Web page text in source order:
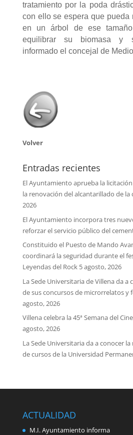
tratamiento por la poda
con ello se espera que pueda
en un árbol de ese
equilibrar su biomasa y
informado el concejal de
Volver
Entradas recientes
El Ayuntamiento aprueba la
la renovación del alcantarillado de la
2026
El Ayuntamiento incorpora tres
reforzar el servicio público del
Constituido el Puesto de Mando
coordinará la seguridad durante el
Leyendas del Rock 5 agosto, 2026
La Sede Universitaria de Villena da a
de sus concursos de microrrelatos y
agosto, 2026
Villena celebra la 45ª Semana del
agosto, 2026
La Sede Universitaria da a conocer
de cursos de la Universidad
ACTUALIDAD
M.I. Ayuntamiento informa